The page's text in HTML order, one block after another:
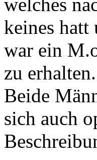
keines hatt
war ein
zu
Beide
sich auch